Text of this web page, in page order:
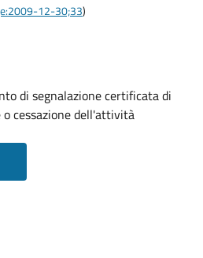
12-30;33)
di segnalazione certificata di
cessazione dell'attività